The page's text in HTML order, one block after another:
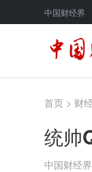
中国财经界
首页 > 财
统帅
中国财经